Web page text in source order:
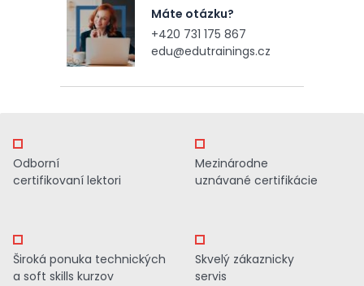
Máte otázku?
+420 731 175 867
edu@edutrainings.cz
Odborní
certifikovaní lektori
Mezinárodne
uznávané certifikácie
Široká ponuka technických
a soft skills kurzov
Skvelý zákaznicky
servis